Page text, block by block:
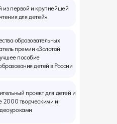
проект для детей и
2000 творческими и
образовательных
премии «Золотой
пособие
детей в России
из первой и крупнейшей
для детей»